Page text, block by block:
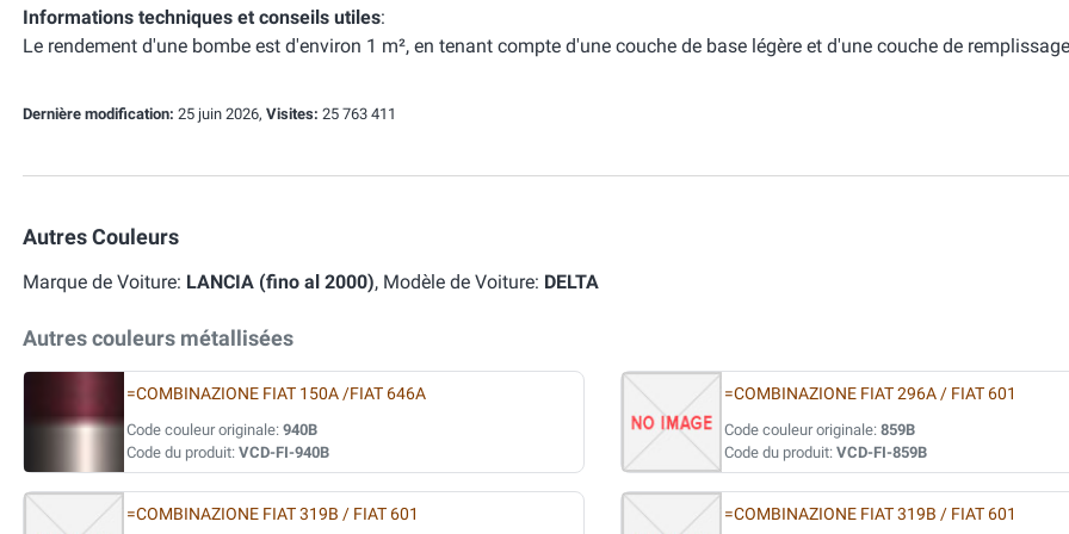
Informations techniques et conseils utiles:
Le rendement d'une bombe est d'environ 1 m², en tenant compte d'une couche de base légère et d'une couche de
Dernière modification: 25 juin 2026, Visites: 25 763 411
Autres Couleurs
Marque de Voiture: LANCIA (fino al 2000), Modèle de Voiture: DELTA
Autres couleurs métallisées
=COMBINAZIONE FIAT 150A /FIAT 646A
Code couleur originale: 940B
Code du produit: VCD-FI-940B
=COMBINAZIONE FIAT 296A / FIAT 601
Code couleur originale: 859B
Code du produit: VCD-FI-859B
=COMBINAZIONE FIAT 319B / FIAT 601 =COMBINAZIONE FIAT 319B / FIAT 601